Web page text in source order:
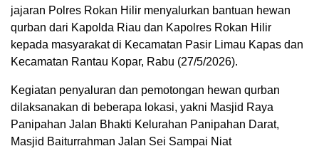
jajaran Polres Rokan Hilir menyalurkan bantuan hewan
qurban dari Kapolda Riau dan Kapolres Rokan Hilir
kepada masyarakat di Kecamatan Pasir Limau Kapas dan
Kecamatan Rantau Kopar, Rabu (27/5/2026).
Kegiatan penyaluran dan pemotongan hewan qurban
dilaksanakan di beberapa lokasi, yakni Masjid Raya
Panipahan Jalan Bhakti Kelurahan Panipahan Darat,
Masjid Baiturrahman Jalan Sei Sampai Niat